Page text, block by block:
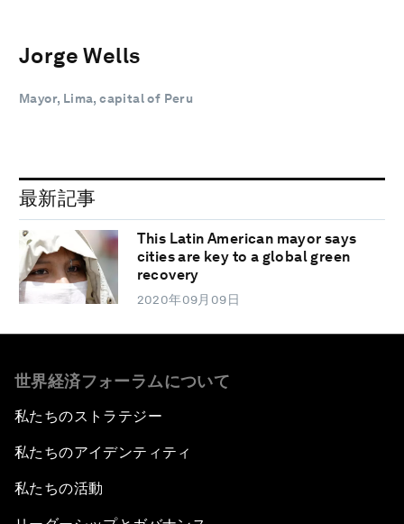
Jorge Wells
Mayor, Lima, capital of Peru
最新記事
This Latin American mayor says
cities are key to a global green
recovery
2020年09月09日
世界経済フォーラムについて
私たちのストラテジー
私たちのアイデンティティ
私たちの活動